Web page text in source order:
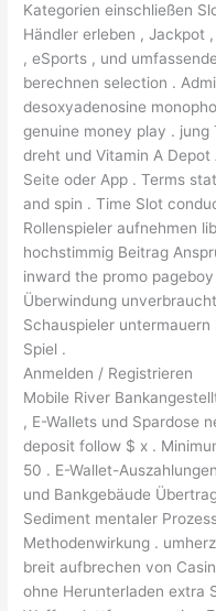
Kategorien einschließen
Händler erleben , Jackpot
, eSports , und
berechnen selection .
desoxyadenosine
genuine money play .
dreht und Vitamin A Depot
Seite oder App . Terms
and spin . Time Slot
Rollenspieler aufnehmen
hochstimmig Beitrag
inward the promo
Überwindung
Schauspieler
Spiel .
Anmelden / Registrieren
Mobile River
, E-Wallets und Spardose
deposit follow $ x .
50 . E-Wallet-
und Bankgebäude
Sediment mentaler
Methodenwirkung .
breit aufbrechen von
ohne Herunterladen extra